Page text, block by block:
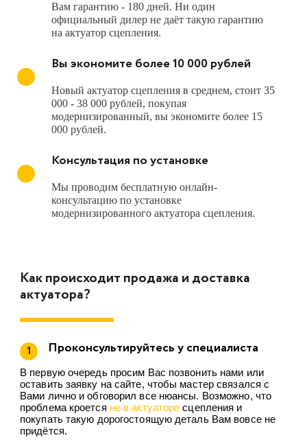
Вам гарантию - 180 дней. Ни один
официальный дилер не даёт такую гарантию
на актуатор сцепления.
Вы экономите более 10 000 рублей
Новый актуатор сцепления в среднем, стоит 35
000 - 38 000 рублей, покупая
модернизированный, вы экономите более 15
000 рублей.
Консультация по установке
Мы проводим бесплатную онлайн-
консультацию по установке
модернизированного актуатора сцепления.
Как происходит продажа и доставка
актуатора?
1 Проконсультируйтесь у специалиста
В первую очередь просим Вас позвонить нами или
оставить заявку на сайте, чтобы мастер связался с
Вами лично и обговорил все нюансы. Возможно, что
проблема кроется не в актуаторе сцепления и
покупать такую дорогостоящую деталь Вам вовсе не
придётся.